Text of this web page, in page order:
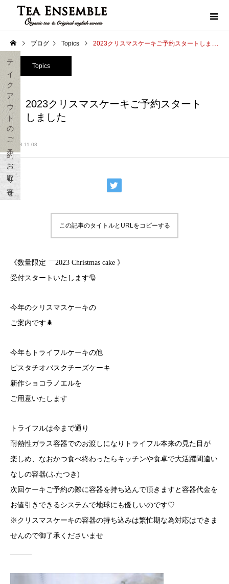
テイクアウトのご予約
お取り寄せ
ブログ Topics 2023クリスマスケーキご予約スタートしました
Topics
2023クリスマスケーキご予約スタート
しました
2023.11.08
この記事のタイトルとURLをコピーする
《数量限定 ￣2023 Christmas cake 》
受付スタートいたします🎅
今年のクリスマスケーキの
ご案内です🌲
今年もトライフルケーキの他
ピスタチオバスクチーズケーキ
新作ショコラノエルを
ご用意いたします
トライフルは今まで通り
耐熱性ガラス容器でのお渡しになりトライフル本来の見た目が
楽しめ、なおかつ食べ終わったらキッチンや食卓で大活躍間違い
なしの容器(ふたつき)
次回ケーキご予約の際に容器を持ち込んで頂きますと容器代金を
お値引きできるシステムで地球にも優しいのです♡
※クリスマスケーキの容器の持ち込みは繁忙期な為対応はできま
せんので御了承くださいませ